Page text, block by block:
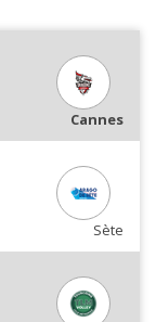
Cannes
Sète